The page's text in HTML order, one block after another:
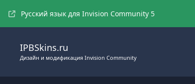
Русский язык для Invision Community 5
IPBSkins.ru
Дизайн и модификация Invision Community